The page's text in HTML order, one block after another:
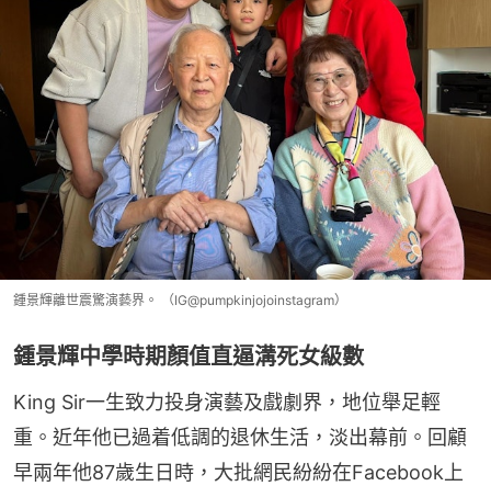
鍾景輝離世震驚演藝界。 （IG@pumpkinjojoinstagram）
鍾景輝中學時期顏值直逼溝死女級數
King Sir一生致力投身演藝及戲劇界，地位舉足輕
重。近年他已過着低調的退休生活，淡出幕前。回顧
早兩年他87歲生日時，大批網民紛紛在Facebook上